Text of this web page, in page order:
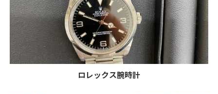
ロレックス腕時計